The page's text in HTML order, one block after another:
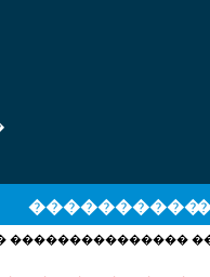
����������
���������������